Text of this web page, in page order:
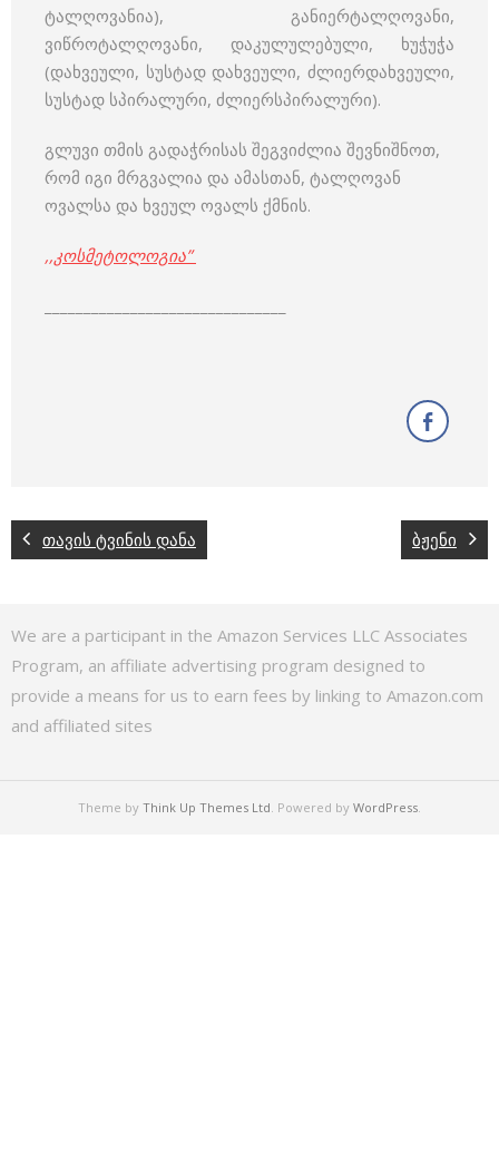
ტალღოვანია), განიერტალღოვანი,
ვიწროტალღოვანი, დაკულულებული, ხუჭუჭა
(დახვეული, სუსტად დახვეული, ძლიერდახვეული,
სუსტად სპირალური, ძლიერსპირალური).
გლუვი თმის გადაჭრისას შეგვიძლია შევნიშნოთ,
რომ იგი მრგვალია და ამასთან, ტალღოვან
ოვალსა და ხვეულ ოვალს ქმნის.
,,კოსმეტოლოგია”
თავის ტვინის დანა ბჟენი
We are a participant in the Amazon Services LLC Associates
Program, an affiliate advertising program designed to
provide a means for us to earn fees by linking to Amazon.com
and affiliated sites
Theme by Think Up Themes Ltd . Powered by WordPress